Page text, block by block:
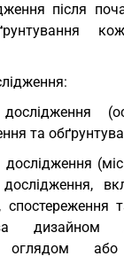
після
та
дослідження,
дизайном
оглядом або